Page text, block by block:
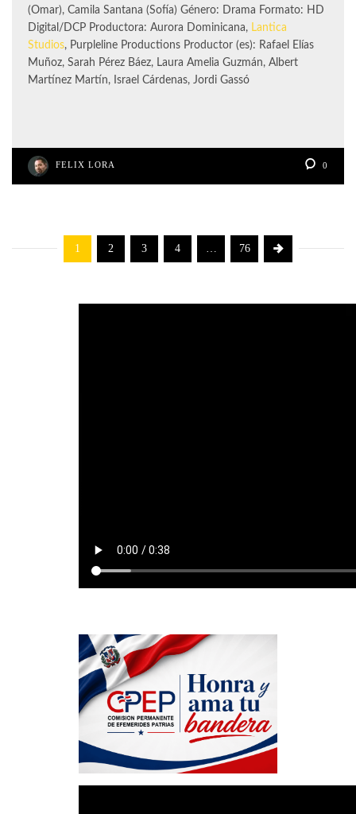
(Omar), Camila Santana (Sofía) Género: Drama Formato: HD
Digital/DCP Productora: Aurora Dominicana, Lantica
Studios, Purpleline Productions Productor (es): Rafael Elías
Muñoz, Sarah Pérez Báez, Laura Amelia Guzmán, Albert
Martínez Martín, Israel Cárdenas, Jordi Gassó
FELIX LORA 0
1 2 3 4 … 76